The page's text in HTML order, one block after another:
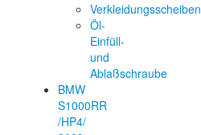
Verkleidungsscheiben
Öl-
Einfüll-
und
Ablaßschraube
BMW
S1000RR
/HP4/